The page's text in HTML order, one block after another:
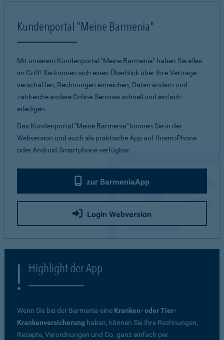
Kundenportal "Meine Barmenia"
Mit unserem Kundenportal "Meine Barmenia" haben Sie alles
im Griff! Sie können sich einen Überblick über Ihre Verträge
verschaffen, Rechnungen einreichen, Daten ändern und
zahlreiche andere Online-Services schnell und einfach
erledigen.
Das Kundenportal "Meine Barmenia" können Sie in der
Webversion und auch als praktische App auf Ihrem iPhone
oder Android-Smartphone verfügbar.
zur BarmeniaApp
Login Webversion
Highlight der App
Wenn Sie bei der Barmenia eine Kranken- oder Tier-
Krankenversicherung haben, können Sie Ihre Rechnungen,
Rezepte, Verordnungen und Co. ganz einfach per